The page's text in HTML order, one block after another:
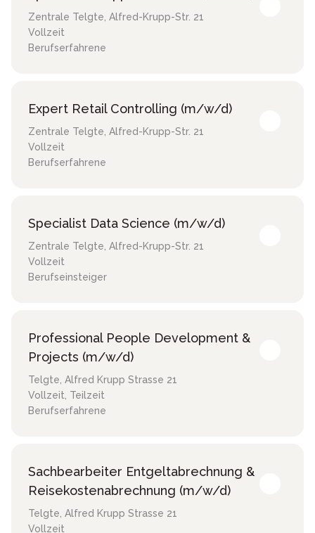
Zentrale Telgte, Alfred-Krupp-Str. 21
Vollzeit
Berufserfahrene
Expert Retail Controlling (m/w/d)
Zentrale Telgte, Alfred-Krupp-Str. 21
Vollzeit
Berufserfahrene
Specialist Data Science (m/w/d)
Zentrale Telgte, Alfred-Krupp-Str. 21
Vollzeit
Berufseinsteiger
Professional People Development &
Projects (m/w/d)
Telgte, Alfred Krupp Strasse 21
Vollzeit, Teilzeit
Berufserfahrene
Sachbearbeiter Entgeltabrechnung &
Reisekostenabrechnung (m/w/d)
Telgte, Alfred Krupp Strasse 21
Vollzeit